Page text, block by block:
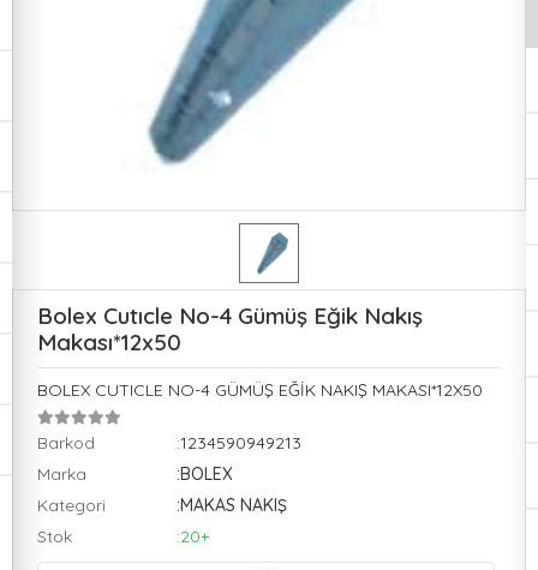
Bolex Cutıcle No-4 Gümüş Eğik Nakış
Makası*12x50
BOLEX CUTICLE NO-4 GÜMÜŞ EĞİK NAKIŞ MAKASI*12X50
Barkod
:1234590949213
Marka
:BOLEX
Kategori
:MAKAS NAKIŞ
Stok
:20+